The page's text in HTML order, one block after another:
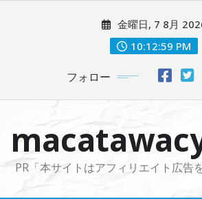
に
金曜日, 7 8月
10:13:00 PM
フォロー
PR「本サイトはアフィリエイト広告